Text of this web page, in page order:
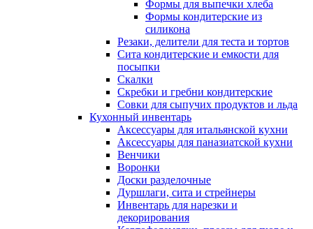
Формы для выпечки хлеба
Формы кондитерские из
силикона
Резаки, делители для теста и тортов
Сита кондитерские и емкости для
посыпки
Скалки
Скребки и гребни кондитерские
Совки для сыпучих продуктов и льда
Кухонный инвентарь
Аксессуары для итальянской кухни
Аксессуары для паназиатской кухни
Венчики
Воронки
Доски разделочные
Дуршлаги, сита и стрейнеры
Инвентарь для нарезки и
декорирования